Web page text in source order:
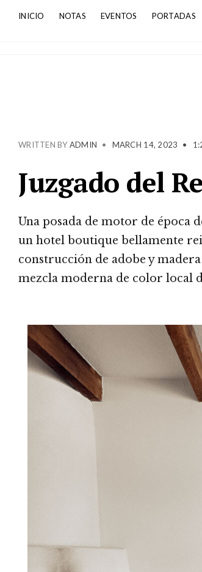
INICIO NOTAS EVENTOS PORTADAS
WRITTEN BY ADMIN • MARCH 14, 2023 •
Juzgado del
Una posada de motor de época
un hotel boutique bellamente
construcción de adobe y
mezcla moderna de color local